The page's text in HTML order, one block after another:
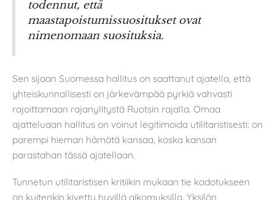
todennut, että
maastapoistumissuositukset ovat
nimenomaan suosituksia.
Sen sijaan Suomessa hallitus on saattanut ajatella, että
yhteiskunnallisesti on järkevämpää pyrkiä vahvasti
rajoittamaan rajanylitystä Ruotsin rajalla. Omaa
ajatteluaan hallitus on voinut legitimoida utilitaristisesti: on
parempi hieman hämätä kansaa, koska kansan
parastahan tässä ajatellaan.
Tunnetun utilitaristisen kritiikin mukaan tie kadotukseen
on kuitenkin kivetty hyvillä aikomuksilla. Yksilön